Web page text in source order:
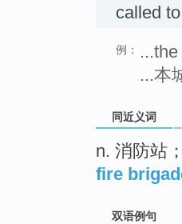
called
例：
...本
同近义词
n. 消防站
fire
双语例句